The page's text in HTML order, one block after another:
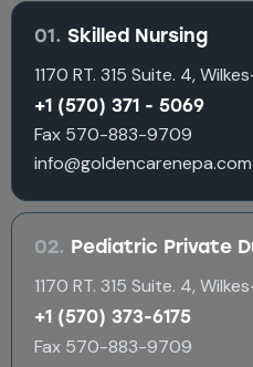
01. Skilled Nursing
1170 RT. 315 Suite. 4,
+1 (570) 371 - 5069
Fax 570-883-9709
info@goldencarenepa.com
02. Pediatric Private
1170 RT. 315 Suite. 4,
+1 (570) 373-6175
Fax 570-883-9709